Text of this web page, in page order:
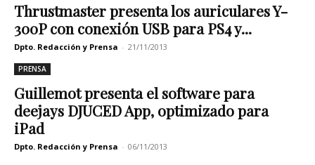
Thrustmaster presenta los auriculares Y-
300P con conexión USB para PS4 y...
Dpto. Redacción y Prensa - 21/11/2013
PRENSA
Guillemot presenta el software para
deejays DJUCED App, optimizado para
iPad
Dpto. Redacción y Prensa - 06/11/2013